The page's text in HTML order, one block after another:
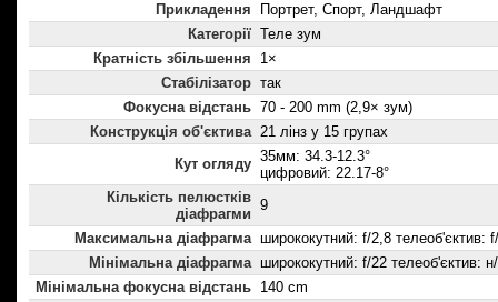
Прикладення
Портрет, Спорт, Ландшафт
Категорії Теле зум
Кратність збільшення
1×
Стабілізатор так
Фокусна відстань 70 - 200 mm (2,9× зум)
Конструкція об'єктива 21 лінз у 15 групах
Кут огляду 35мм: 34.3-12.3°
цифровий: 22.17-8°
Кількість пелюстків
діафрагми
9
Максимальна діафрагма ширококутний: f/2,8 телеоб'єктив:
Мінімальна діафрагма ширококутний: f/22 телеоб'єктив:
Мінімальна фокусна відстань 140 cm